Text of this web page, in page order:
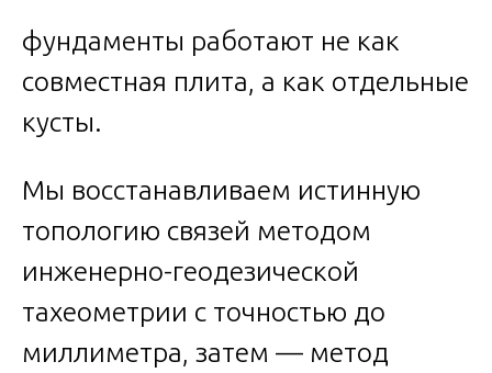
фундаменты работают не как
совместная плита, а как отдельные
кусты.
Мы восстанавливаем истинную
топологию связей методом
инженерно-геодезической
тахеометрии с точностью до
миллиметра, затем — метод